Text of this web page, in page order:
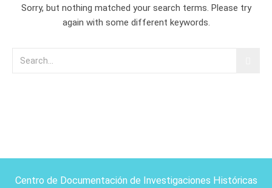
Sorry, but nothing matched your search terms. Please try
again with some different keywords.
Centro de Documentación de Investigaciones Históricas